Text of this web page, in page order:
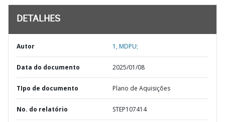
DETALHES
Autor 1, MDPU;
Data do documento 2025/01/08
TIpo de documento Plano de Aquisições
No. do relatório STEP107414